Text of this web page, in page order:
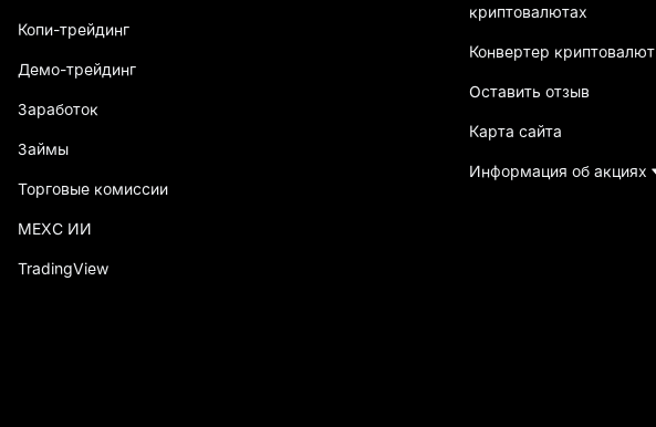
Копи-трейдинг
Демо-трейдинг
Заработок
Займы
Торговые комиссии
MEXC ИИ
TradingView
криптовалютах
Конвертер криптовалют
Оставить отзыв
Карта сайта
Информация об акциях